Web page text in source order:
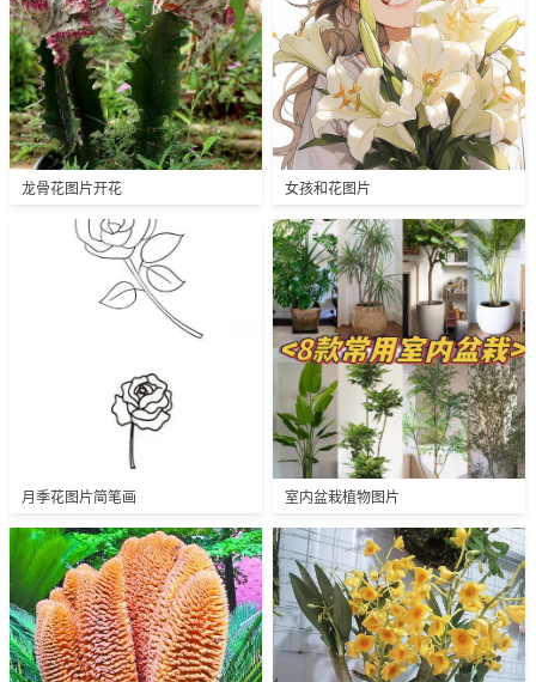
龙骨花图片开花 女孩和花图片
月季花图片简笔画 室内盆栽植物图片